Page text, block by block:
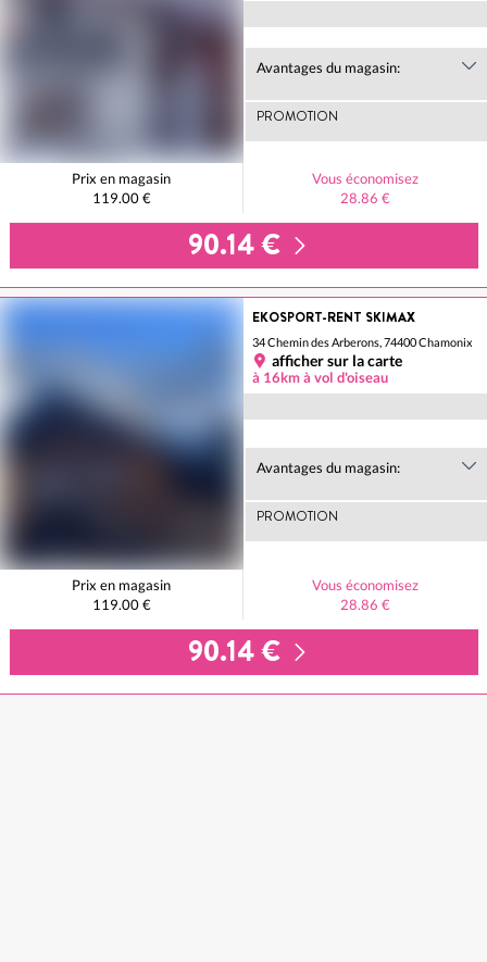
Avantages du magasin:
PROMOTION
Prix en magasin
119.00 €
Vous économisez
28.86 €
90.14 €
EKOSPORT-RENT SKIMAX
34 Chemin des Arberons, 74400 Chamonix
afficher sur la carte
à 16km à vol d'oiseau
Avantages du magasin:
PROMOTION
Prix en magasin
119.00 €
Vous économisez
28.86 €
90.14 €